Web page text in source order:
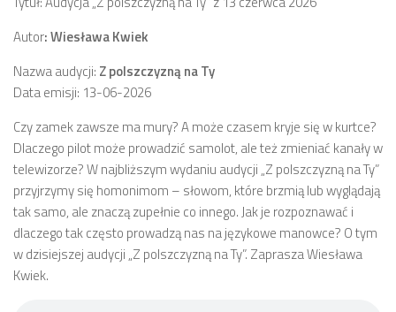
Autor: Wiesława Kwiek
Nazwa audycji: Z polszczyzną na Ty
Data emisji: 13-06-2026
Czy zamek zawsze ma mury? A może czasem kryje się w kurtce?
Dlaczego pilot może prowadzić samolot, ale też zmieniać kanały w
telewizorze? W najbliższym wydaniu audycji „Z polszczyzną na Ty”
przyjrzymy się homonimom – słowom, które brzmią lub wyglądają
tak samo, ale znaczą zupełnie co innego. Jak je rozpoznawać i
dlaczego tak często prowadzą nas na językowe manowce? O tym
w dzisiejszej audycji „Z polszczyzną na Ty”. Zaprasza Wiesława
Kwiek.